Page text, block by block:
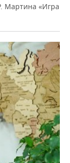
Мартина «Игра